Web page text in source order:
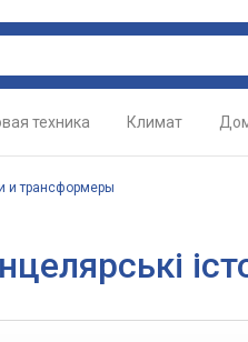
техника Климат
и трансформеры